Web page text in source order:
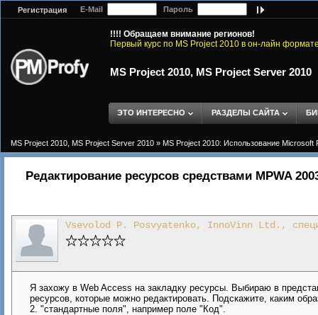
Регистрация E-Mail Пароль
!!!! Обращаем внимание регионов!
Первый курс по MS Project 2010 в он-лайн
MS Project 2010, MS Project Server 2010
ЭТО ИНТЕРЕСНО РАЗДЕЛЫ САЙТА
MS Project 2010, MS Project Server 2010 » MS Project 2010: Использование Microsoft
Редактирование ресурсов средствами MPWA
Vsevolod P. Posvyatenko, InnoVinn Ltd.,
Я захожу в Web Access на закладку ресурсы. Выбираю в
ресурсов, которые можно редактировать. Подскажите, каким
2. "стандартные поля", например поле "Код".